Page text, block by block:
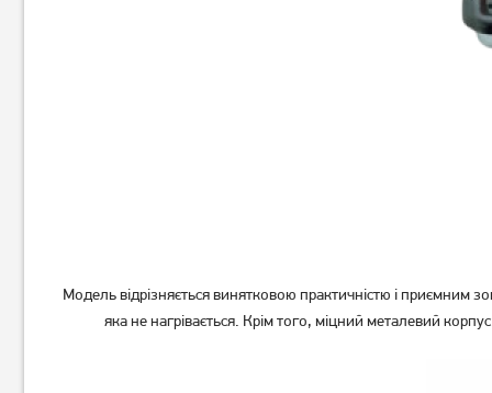
Модель відрізняється винятковою практичністю і приємним
яка не нагрівається. Крім того, міцний металевий